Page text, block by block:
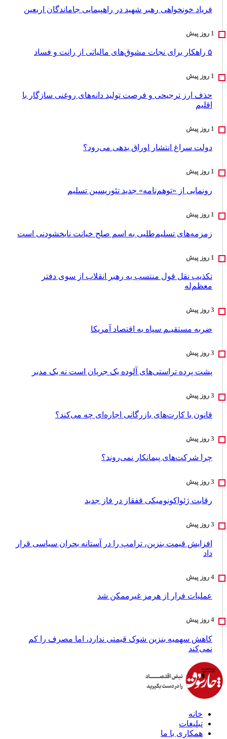
فریاد خونخواهی رهبر شهید در راهپیمایی جاماندگان اربعین
۵ راهکار برای نجات مشوق‌های مالیاتی از رانت و فساد
حذف ارز ترجیحی و فرصت تولید دانه‌های روغنی سازگار با
اقلیم
دولت سراغ انتشار اوراق بدهی می‌رود؟
رونمایی از «توهم‌نامه» جدید تئور‌یسین تسلیم
زمزمه‌های تسلیم‌طلبی به اسم صلح خیانت نابخشودنی است
تکذیب نقل قول منتسب به رهبر انقلاب از سوی دفتر
معظم‌له
ضربه مستقیـم سپاه به اقتصاد آمر‌یکا
پشت پرده تراستی‌های آلوده یک جریان است نه یک مدیر
قانون با کارت‌های بازرگانی اجاره‌ای چه می‌کند؟
چرا شرکت‌های پیمانکار نمی‌روند؟
رقابت ژئواکونومیکی قفقاز در فاز جدید
افزایش قیمت بنزین، ترامپ را در آستانه بحران سیاسی قرار
داد
عملیات فرار از هرمز غیرممکن شد
کاهش سهمیه بنزین شوک قیمتی ندارد، اما مصرف را کم
نمی‌کند
خانه
تبلیغات
همکاری با ما